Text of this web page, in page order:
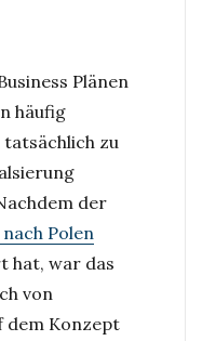
Plänen
häufig
zu
der
Polen
hat, war das
von
dem Konzept